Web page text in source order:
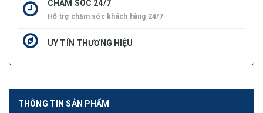
CHĂM SÓC 24/7
Hỗ trợ chăm sóc khách hàng 24/7
UY TÍN THƯƠNG HIỆU
THÔNG TIN SẢN PHẨM